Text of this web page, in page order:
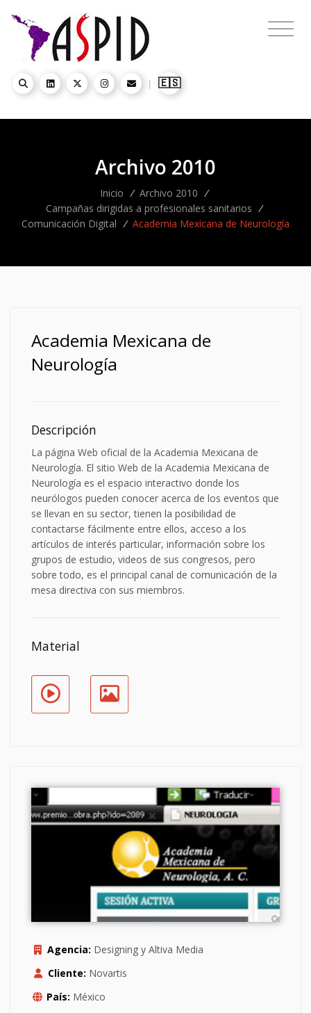
| 🇪🇸
Archivo 2010
Inicio / Archivo 2010 /
Campañas dirigidas a profesionales sanitarios /
Comunicación Digital / Academia Mexicana de Neurología
Academia Mexicana de
Neurología
Descripción
La página Web oficial de la Academia Mexicana de
Neurología. El sitio Web de la Academia Mexicana de
Neurología es el espacio interactivo donde los
neurólogos pueden conocer acerca de los eventos que
se llevan en su sector, tienen la posibilidad de
contactarse fácilmente entre ellos, acceso a los
artículos de interés particular, información sobre los
grupos de estudio, videos de sus congresos, pero
sobre todo, es el principal canal de comunicación de la
mesa directiva con sus miembros.
Material
Agencia: Designing y Altiva Media
Cliente: Novartis
País: México